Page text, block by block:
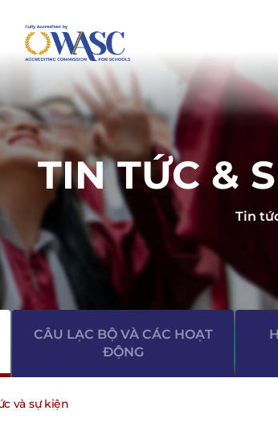
TIN TỨC &
Tin
CÂU LẠC BỘ VÀ CÁC HOẠT
ĐỘNG
và sự kiện